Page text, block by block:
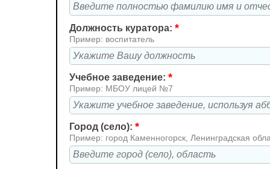
Должность куратора: *
Пример: воспитатель
Учебное заведение: *
Пример: МБОУ лицей №7
Город (село): *
Пример: город Каменногорск, Ленинградская